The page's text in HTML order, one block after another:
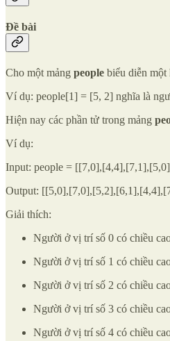
Đề bài
Cho một mảng people biểu diễn
Ví dụ: people[1] = [5, 2] nghĩa là
Hiện nay các phần tử trong mảng
Ví dụ:
Input: people =
Output:
Giải thích:
Người ở vị trí số 0 có chiều
Người ở vị trí số 1 có chiều
Người ở vị trí số 2 có chiều
Người ở vị trí số 3 có chiều
Người ở vị trí số 4 có chiều